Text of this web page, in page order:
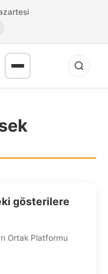
gösterilere
Ortak Platformu